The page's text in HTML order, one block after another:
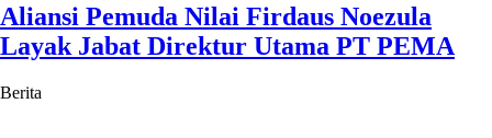
Aliansi Pemuda Nilai Firdaus Noezula
Layak Jabat Direktur Utama PT PEMA
Berita